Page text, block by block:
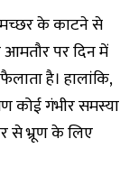
मच्छर के काटने से
पर दिन में
है। हालांकि,
कोई गंभीर समस्या
से भ्रूण के लिए